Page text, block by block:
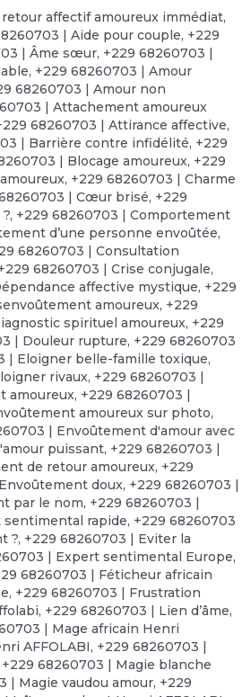
affectif amoureux immédiat,
| Aide pour couple, +229
| Âme sœur, +229 68260703 |
, +229 68260703 | Amour
68260703 | Amour non
| Attachement amoureux
68260703 | Attirance affective,
| Barrière contre infidélité, +229
| Blocage amoureux, +229
, +229 68260703 | Charme
| Cœur brisé, +229
, +229 68260703 | Comportement
d’une personne envoûtée,
68260703 | Consultation
68260703 | Crise conjugale,
affective mystique, +229
amoureux, +229
spirituel amoureux, +229
| Douleur rupture, +229 68260703
| Eloigner belle-famille toxique,
rivaux, +229 68260703 |
amoureux, +229 68260703 |
amoureux sur photo,
| Envoûtement d'amour avec
puissant, +229 68260703 |
de retour amoureux, +229
doux, +229 68260703 |
par le nom, +229 68260703 |
rapide, +229 68260703
?, +229 68260703 | Eviter la
| Expert sentimental Europe,
68260703 | Féticheur africain
, +229 68260703 | Frustration
, +229 68260703 | Lien d’âme,
| Mage africain Henri
AFFOLABI, +229 68260703 |
+229 68260703 | Magie blanche
| Magie vaudou amour, +229